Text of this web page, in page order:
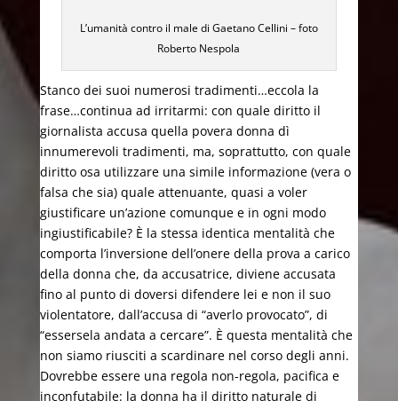
L’umanità contro il male di Gaetano Cellini – foto
Roberto Nespola
Stanco dei suoi numerosi tradimenti…eccola la
frase…continua ad irritarmi: con quale diritto il
giornalista accusa quella povera donna dì
innumerevoli tradimenti, ma, soprattutto, con quale
diritto osa utilizzare una simile informazione (vera o
falsa che sia) quale attenuante, quasi a voler
giustificare un’azione comunque e in ogni modo
ingiustificabile? È la stessa identica mentalità che
comporta l’inversione dell’onere della prova a carico
della donna che, da accusatrice, diviene accusata
fino al punto di doversi difendere lei e non il suo
violentatore, dall’accusa di “averlo provocato”, di
“essersela andata a cercare”. È questa mentalità che
non siamo riusciti a scardinare nel corso degli anni.
Dovrebbe essere una regola non-regola, pacifica e
inconfutabile: la donna ha il diritto naturale di